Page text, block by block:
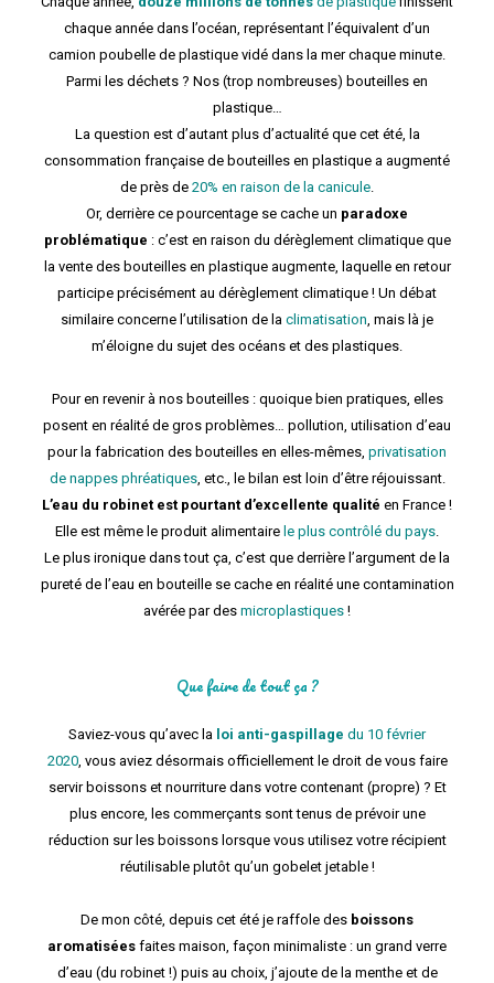
chaque année dans l’océan, représentant l’équivalent d’un
camion poubelle de plastique vidé dans la mer chaque minute.
Parmi les déchets ? Nos (trop nombreuses) bouteilles en
plastique…
La question est d’autant plus d’actualité que cet été, la
consommation française de bouteilles en plastique a augmenté
de près de 20% en raison de la canicule.
Or, derrière ce pourcentage se cache un paradoxe
problématique : c’est en raison du dérèglement climatique que
la vente des bouteilles en plastique augmente, laquelle en retour
participe précisément au dérèglement climatique ! Un débat
similaire concerne l’utilisation de la climatisation, mais là je
m’éloigne du sujet des océans et des plastiques.
Pour en revenir à nos bouteilles : quoique bien pratiques, elles
posent en réalité de gros problèmes… pollution, utilisation d’eau
pour la fabrication des bouteilles en elles-mêmes, privatisation
de nappes phréatiques, etc., le bilan est loin d’être réjouissant.
L’eau du robinet est pourtant d’excellente qualité en France !
Elle est même le produit alimentaire le plus contrôlé du pays.
Le plus ironique dans tout ça, c’est que derrière l’argument de la
pureté de l’eau en bouteille se cache en réalité une contamination
avérée par des microplastiques !
Que faire de tout ça ?
Saviez-vous qu’avec la loi anti-gaspillage du 10 février
2020, vous aviez désormais officiellement le droit de vous faire
servir boissons et nourriture dans votre contenant (propre) ? Et
plus encore, les commerçants sont tenus de prévoir une
réduction sur les boissons lorsque vous utilisez votre récipient
réutilisable plutôt qu’un gobelet jetable !
De mon côté, depuis cet été je raffole des boissons
aromatisées faites maison, façon minimaliste : un grand verre
d’eau (du robinet !) puis au choix, j’ajoute de la menthe et de